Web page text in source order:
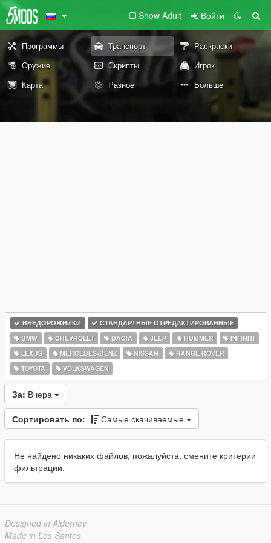
Show Adult Войти
Программы Транспорт
Раскраски
Оружие
Скрипты
Игрок
Карта
Разное Больше
ВНЕДОРОЖНИКИ
СТАНДАРТНЫЕ ОТРЕДАКТИРОВАННЫЕ
BMW
CHEVROLET DACIA JEEP HUMMER
INFINITI
LEXUS
MERCEDES-BENZ NISSAN
RANGE ROVER
TOYOTA
VOLKSWAGEN
За: Вчера
Сортировать по: Самые скачиваемые
Не найдено никаких файлов, пожалуйста, смените критерии
фильтрации.
Designed in Alderney
Made in Los Santos